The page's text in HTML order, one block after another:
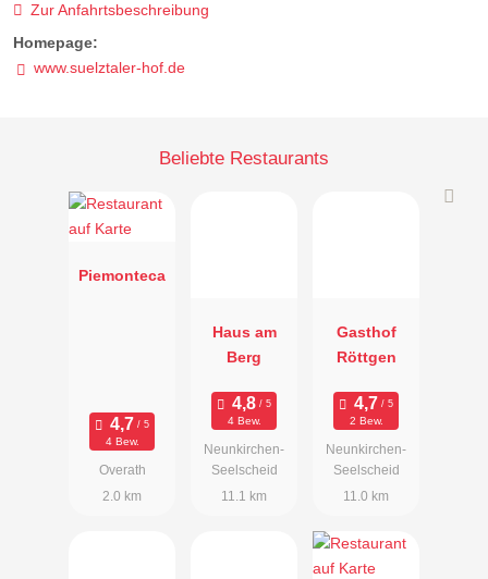
Zur Anfahrtsbeschreibung
Homepage:
www.suelztaler-hof.de
Beliebte Restaurants
Piemonteca
4 Bew.
Overath
2.0 km
Haus am
Berg
4 Bew.
Neunkirchen-
Seelscheid
11.1 km
Gasthof
Röttgen
2 Bew.
Neunkirchen-
Seelscheid
11.0 km